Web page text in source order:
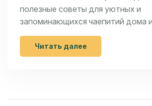
полезные советы для уютных и
запоминающихся чаепитий дома
Читать далее